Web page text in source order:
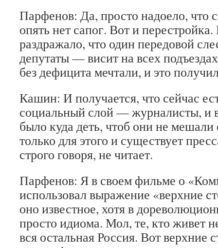
Парфенов: Да, просто надоело, что
опять нет сапог. Вот и
раздражало, что один передовой
депутаты — висит на всех
без дефицита мечтали, и это
Кашин: И получается, что сейчас
социальный слой — журналисты, и
было куда деть, чтоб они не мешали
только для этого и существует
строго говоря, не читает.
Парфенов: Я в своем фильме о
использовал выражение «верхние
оно известное, хотя в
просто идиома. Мол, те, кто живет
вся остальная Россия. Вот верхние